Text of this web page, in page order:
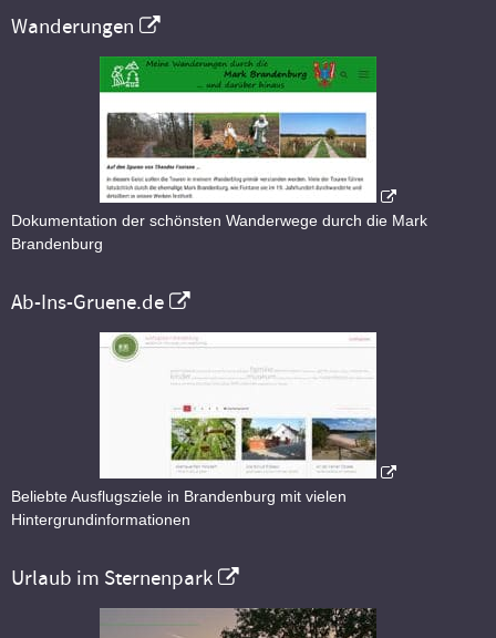
Wanderungen
Dokumentation der schönsten Wanderwege durch die Mark
Brandenburg
Ab-Ins-Gruene.de
Beliebte Ausflugsziele in Brandenburg mit vielen
Hintergrundinformationen
Urlaub im Sternenpark